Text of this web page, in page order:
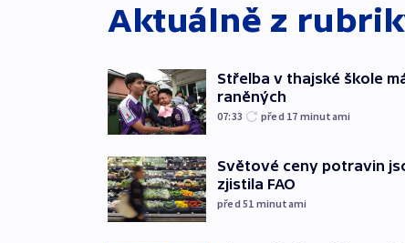
Aktuálně z
Střelba v thajské škole
raněných
07:33 před 17 minutami
Světové ceny potravin
zjistila FAO
před 51 minutami